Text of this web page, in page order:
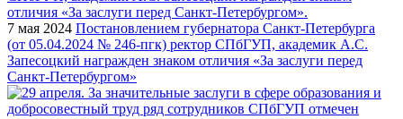
7 мая 2024 Постановлением губернатора Санкт-Петербурга
(от 05.04.2024 № 246-пгк) ректор СПбГУП, академик А.С.
Запесоцкий награжден знаком отличия «За заслуги перед
Санкт-Петербургом»